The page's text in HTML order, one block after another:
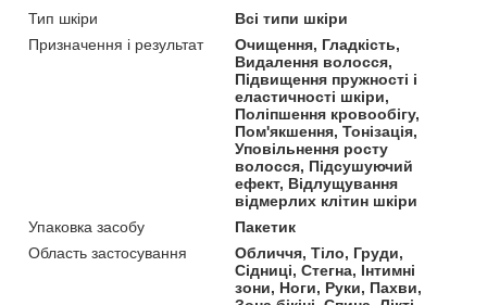
Тип шкіри
Всі типи шкіри
Призначення і результат
Очищення, Гладкість,
Видалення волосся,
Підвищення пружності і
еластичності шкіри,
Поліпшення кровообігу,
Пом'якшення, Тонізація,
Уповільнення росту
волосся, Підсушуючий
ефект, Відлущування
відмерлих клітин шкіри
Упаковка засобу
Пакетик
Область застосування
Обличчя, Тіло, Груди,
Сідниці, Стегна, Інтимні
зони, Ноги, Руки, Пахви,